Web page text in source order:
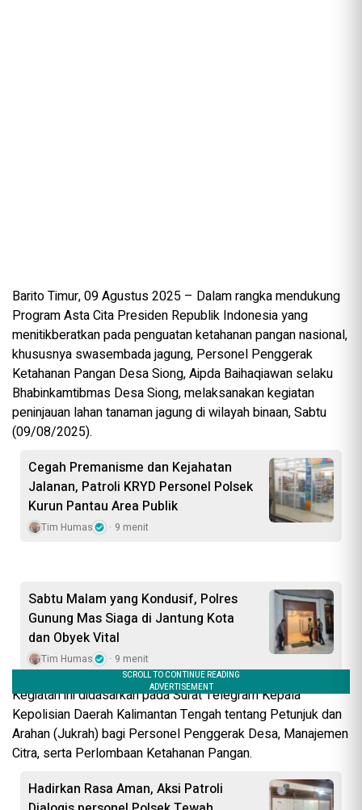
Barito Timur, 09 Agustus 2025 – Dalam rangka mendukung
Program Asta Cita Presiden Republik Indonesia yang
menitikberatkan pada penguatan ketahanan pangan nasional,
khususnya swasembada jagung, Personel Penggerak
Ketahanan Pangan Desa Siong, Aipda Baihaqiawan selaku
Bhabinkamtibmas Desa Siong, melaksanakan kegiatan
peninjauan lahan tanaman jagung di wilayah binaan, Sabtu
(09/08/2025).
Cegah Premanisme dan Kejahatan
Jalanan, Patroli KRYD Personel Polsek
Kurun Pantau Area Publik
Tim Humas 9 menit
Sabtu Malam yang Kondusif, Polres
Gunung Mas Siaga di Jantung Kota
dan Obyek Vital
Tim Humas 9 menit
Kegiatan ini didasarkan pada Surat Telegram Kepala
Kepolisian Daerah Kalimantan Tengah tentang Petunjuk dan
Arahan (Jukrah) bagi Personel Penggerak Desa, Manajemen
Citra, serta Perlombaan Ketahanan Pangan.
Hadirkan Rasa Aman, Aksi Patroli